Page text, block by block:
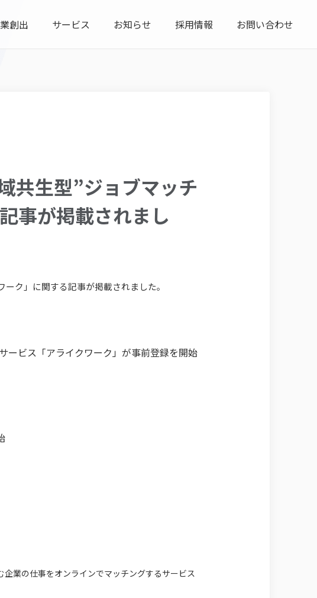
創出 サービス お知らせ 採用情報 お問い合わせ
共生型”ジョブマッチ
事が掲載されまし
ク」に関する記事が掲載されました。
ービス「アライクワーク」が事前登録を開始
業の仕事をオンラインでマッチングするサービス